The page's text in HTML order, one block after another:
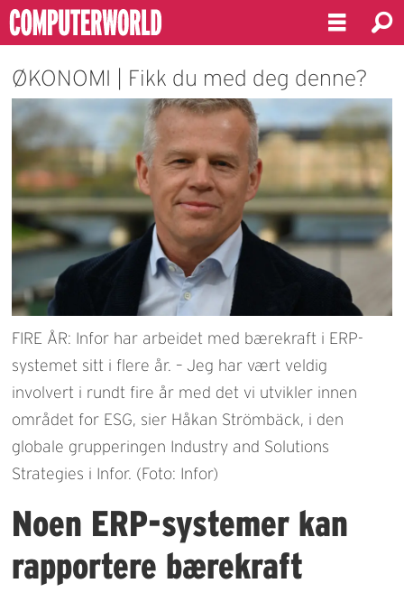
ØKONOMI | Fikk du med deg denne?
FIRE ÅR: Infor har arbeidet med bærekraft i ERP-
systemet sitt i flere år. – Jeg har vært veldig
involvert i rundt fire år med det vi utvikler innen
området for ESG, sier Håkan Strömbäck, i den
globale grupperingen Industry and Solutions
Strategies i Infor. (Foto: Infor)
Noen ERP-systemer kan
rapportere bærekraft